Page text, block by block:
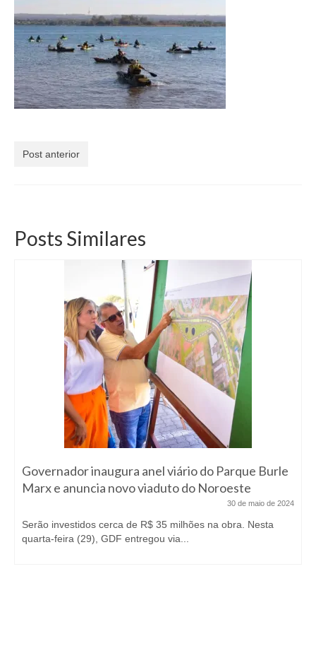
Post anterior
Posts Similares
Governador inaugura anel viário do Parque Burle
Marx e anuncia novo viaduto do Noroeste
30 de maio de 2024
Serão investidos cerca de R$ 35 milhões na obra. Nesta
quarta-feira (29), GDF entregou via...